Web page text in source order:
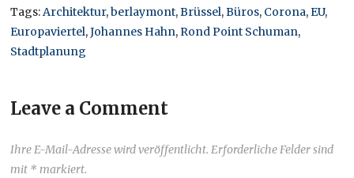
Tags:Architektur,berlaymont,Brüssel,Büros, Corona,EU,
Europaviertel,Johannes Hahn,Rond Point Schuman,
Stadtplanung
Leave a Comment
Ihre E-Mail-Adresse wird veröffentlicht. Erforderliche Felder sind
mit * markiert.